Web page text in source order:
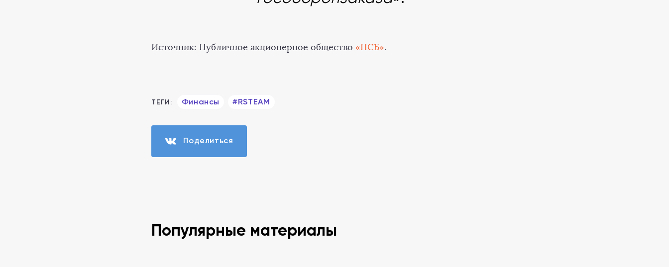
Источник: Публичное акционерное общество «ПСБ».
ТЕГИ: Финансы #RSTEAM
Поделиться
Популярные материалы